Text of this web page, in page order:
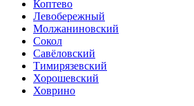
Коптево
Левобережный
Молжаниновский
Сокол
Савёловский
Тимирязевский
Хорошевский
Ховрино